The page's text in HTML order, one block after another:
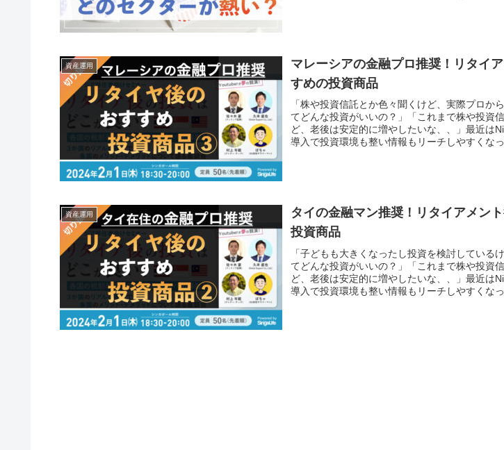
資産運用
マレーシアの金融プロ推奨！リタイ
すめの投資商品
「株や投資信託とか色々聞くけど、実際プロか
てどんな投資がいいの？」「これまで株や投資
ど、老後は安定的に増やしたいな、、」最近は
導入で投資環境も整い情報もリーチしやすくな
資産運用
タイの金融マン推奨！リタイアメン
投資商品
「子どもも大きくなったし投資を検討している
てどんな投資がいいの？」「これまで株や投資
ど、老後は安定的に増やしたいな、、」最近は
導入で投資環境も整い情報もリーチしやすくなっ